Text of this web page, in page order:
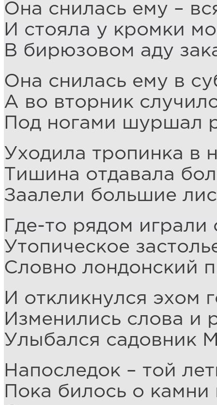
Она снилась ему –
И стояла у кромки
В бирюзовом аду
Она снилась ему в
А во вторник
Под ногами шуршал
Уходила тропинка в
Тишина отдавала
Заалели большие
Где-то рядом играли
Утопическое
Словно лондонский
И откликнулся эхом
Изменились слова и
Улыбался садовник
Напоследок – той
Пока билось о камни